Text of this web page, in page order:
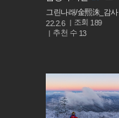
그린나래/金熙洙_감사
22.2.6
조회 189
추천 수 13